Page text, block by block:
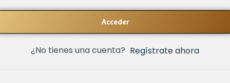
Acceder
¿No tienes una cuenta? Regístrate ahora